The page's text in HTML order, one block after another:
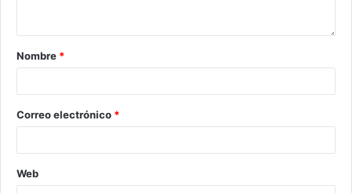
Nombre *
Correo electrónico *
Web